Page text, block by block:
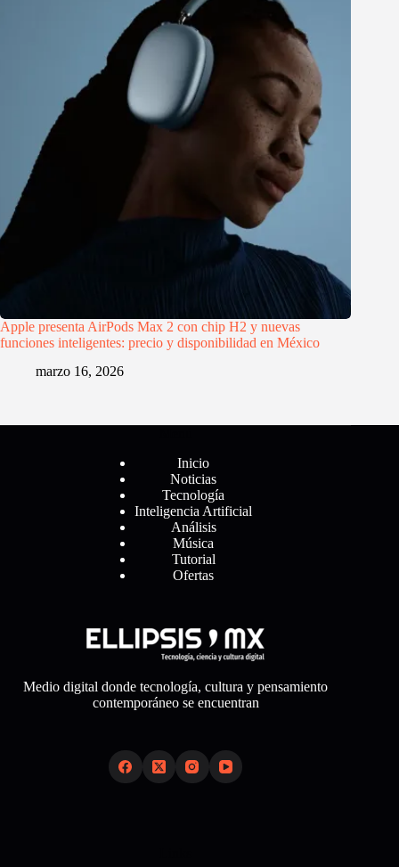
Apple presenta AirPods Max 2 con chip H2 y nuevas
funciones inteligentes: precio y disponibilidad en México
marzo 16, 2026
Inicio
Noticias
Tecnología
Inteligencia Artificial
Análisis
Música
Tutorial
Ofertas
Medio digital donde tecnología, cultura y pensamiento
contemporáneo se encuentran